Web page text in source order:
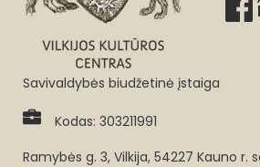
Savivaldybės biudžetinė įstaiga
Kodas: 303211991
Ramybės g. 3, Vilkija, 54227 Kauno r.